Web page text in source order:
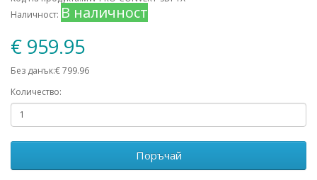
Наличност: В наличност
€ 959.95
Без данък:€ 799.96
Количество:
Поръчай